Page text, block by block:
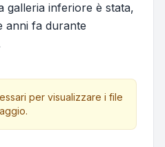
galleria inferiore è stata,
anni fa durante
per visualizzare i file